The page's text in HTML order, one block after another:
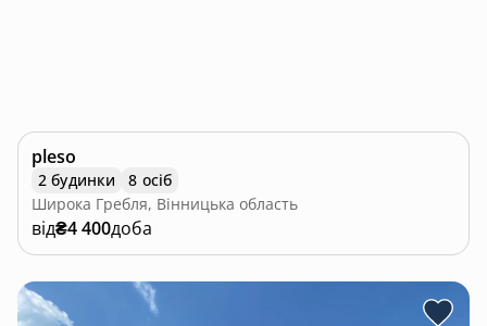
pleso
2 будинки
8 осіб
Широка Гребля, Вінницька область
від₴4 400доба